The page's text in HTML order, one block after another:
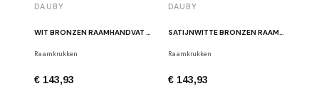
DAUBY
Raamkrukken
€ 143,93
DAUBY
Raamkrukken
€ 143,93